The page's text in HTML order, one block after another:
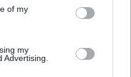
of my
my
Advertising.